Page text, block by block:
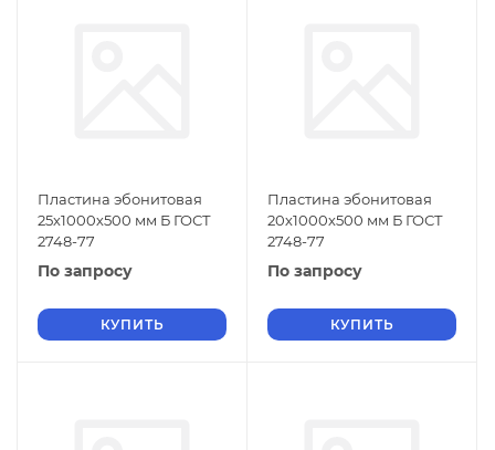
Пластина эбонитовая
25х1000х500 мм Б ГОСТ
2748-77
По запросу
КУПИТЬ
Пластина эбонитовая
20х1000х500 мм Б ГОСТ
2748-77
По запросу
КУПИТЬ